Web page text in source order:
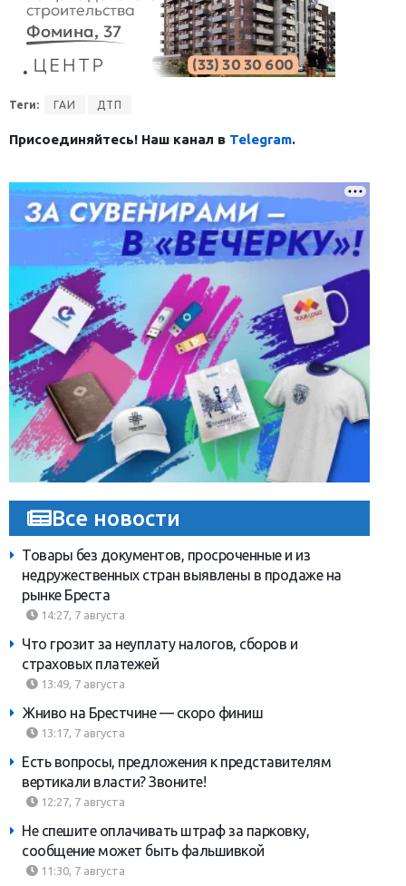
Теги: ГАИ ДТП
Присоединяйтесь! Наш канал в Telegram.
Все новости
Товары без документов, просроченные и из
недружественных стран выявлены в продаже на
рынке Бреста
14:27, 7 августа
Что грозит за неуплату налогов, сборов и
страховых платежей
13:49, 7 августа
Жниво на Брестчине — скоро финиш
13:17, 7 августа
Есть вопросы, предложения к представителям
вертикали власти? Звоните!
12:27, 7 августа
Не спешите оплачивать штраф за парковку,
сообщение может быть фальшивкой
11:30, 7 августа